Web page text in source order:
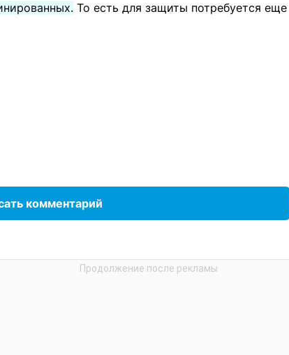
То есть для защиты потребуется еще
комментарий